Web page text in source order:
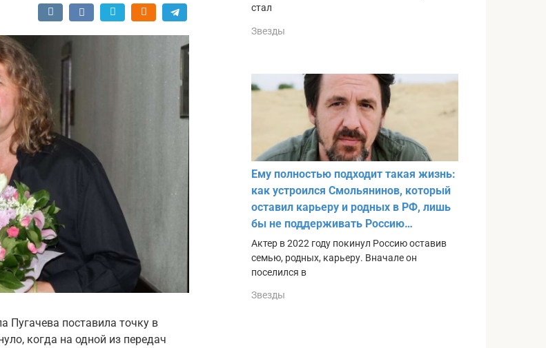
Пугачева поставила точку в
когда на одной из передач
стал
Звезды
Ему полностью подходит такая жизнь:
как устроился Смольянинов, который
оставил карьеру и родных в РФ, лишь
бы не поддерживать Россию…
Актер в 2022 году покинул Россию оставив
семью, родных, карьеру. Вначале он
поселился в
Звезды